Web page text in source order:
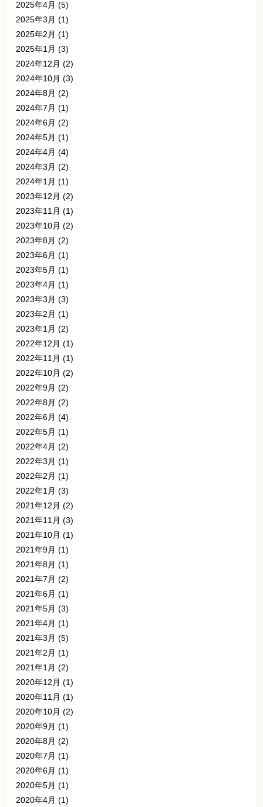
2025年4月 (5)
2025年3月 (1)
2025年2月 (1)
2025年1月 (3)
2024年12月 (2)
2024年10月 (3)
2024年8月 (2)
2024年7月 (1)
2024年6月 (2)
2024年5月 (1)
2024年4月 (4)
2024年3月 (2)
2024年1月 (1)
2023年12月 (2)
2023年11月 (1)
2023年10月 (2)
2023年8月 (2)
2023年6月 (1)
2023年5月 (1)
2023年4月 (1)
2023年3月 (3)
2023年2月 (1)
2023年1月 (2)
2022年12月 (1)
2022年11月 (1)
2022年10月 (2)
2022年9月 (2)
2022年8月 (2)
2022年6月 (4)
2022年5月 (1)
2022年4月 (2)
2022年3月 (1)
2022年2月 (1)
2022年1月 (3)
2021年12月 (2)
2021年11月 (3)
2021年10月 (1)
2021年9月 (1)
2021年8月 (1)
2021年7月 (2)
2021年6月 (1)
2021年5月 (3)
2021年4月 (1)
2021年3月 (5)
2021年2月 (1)
2021年1月 (2)
2020年12月 (1)
2020年11月 (1)
2020年10月 (2)
2020年9月 (1)
2020年8月 (2)
2020年7月 (1)
2020年6月 (1)
2020年5月 (1)
2020年4月 (1)